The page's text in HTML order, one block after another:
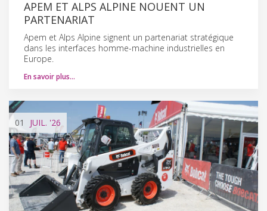
APEM ET ALPS ALPINE NOUENT UN
PARTENARIAT
Apem et Alps Alpine signent un partenariat stratégique
dans les interfaces homme-machine industrielles en
Europe.
En savoir plus…
01 JUIL. '26